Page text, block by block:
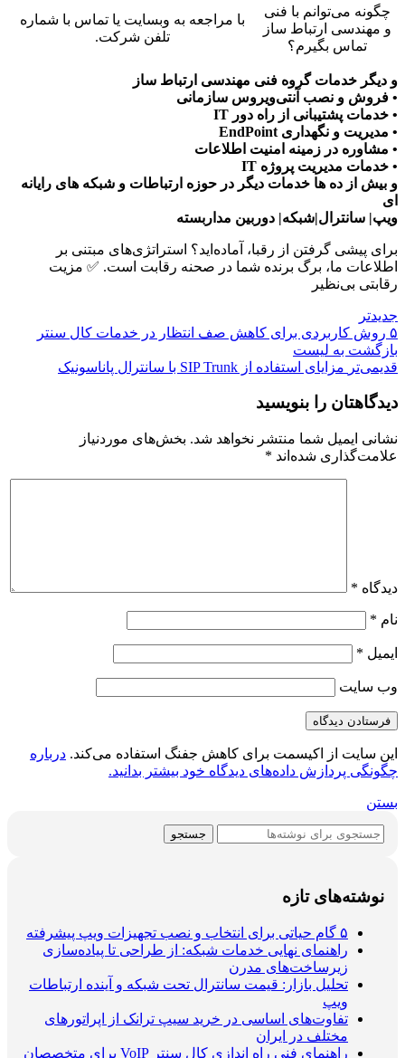
چگونه می‌توانم با فنی
و مهندسی ارتباط ساز
تماس بگیرم؟
با مراجعه به وبسایت یا تماس با شماره
تلفن شرکت.
و دیگر خدمات گروه فنی مهندسی ارتباط ساز
• فروش و نصب آنتی‌ویروس سازمانی
• خدمات پشتیبانی از راه دور IT
• مدیریت و نگهداری EndPoint
• مشاوره در زمینه امنیت اطلاعات
• خدمات مدیریت پروژه IT
و بیش از ده ها خدمات دیگر در حوزه ارتباطات و شبکه های رایانه
ای
ویپ| سانترال|شبکه| دوربین مداربسته
برای پیشی گرفتن از رقبا، آماده‌اید؟ استراتژی‌های مبتنی بر
اطلاعات ما، برگ برنده شما در صحنه رقابت است. ✅ مزیت
رقابتی بی‌نظیر
جدیدتر
۵ روش کاربردی برای کاهش صف انتظار در خدمات کال سنتر
بازگشت بە لیست
قدیمی‌تر مزایای استفاده از SIP Trunk با سانترال پاناسونیک
دیدگاهتان را بنویسید
نشانی ایمیل شما منتشر نخواهد شد. بخش‌های موردنیاز
علامت‌گذاری شده‌اند *
دیدگاه *
نام *
ایمیل *
وب‌ سایت
این سایت از اکیسمت برای کاهش جفنگ استفاده می‌کند. درباره
چگونگی پردازش داده‌های دیدگاه خود بیشتر بدانید.
بستن
جستجو
نوشته‌های تازه
۵ گام حیاتی برای انتخاب و نصب تجهیزات ویپ پیشرفته
راهنمای نهایی خدمات شبکه: از طراحی تا پیاده‌سازی
زیرساخت‌های مدرن
تحلیل بازار: قیمت سانترال تحت شبکه و آینده ارتباطات
ویپ
تفاوت‌های اساسی در خرید سیپ ترانک از اپراتورهای
مختلف در ایران
راهنمای فنی راه اندازی کال سنتر VoIP برای متخصصان